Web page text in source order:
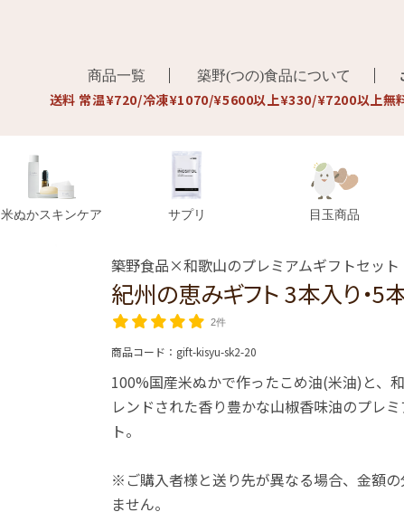
商品一覧 築野(つの)食品について
送料 常温¥720/冷凍¥1070/¥5600以上¥330/¥7200以上無
米ぬかスキンケア サプリ 目玉商品
築野食品×和歌山のプレミアムギフトセット
紀州の恵みギフト 3本入り・5
2件
商品コード： gift-kisyu-sk2-20
100%国産米ぬかで作ったこめ油(米油)と、
レンドされた香り豊かな山椒香味油のプレ
ト。
※ご購入者様と送り先が異なる場合、金額
ません。